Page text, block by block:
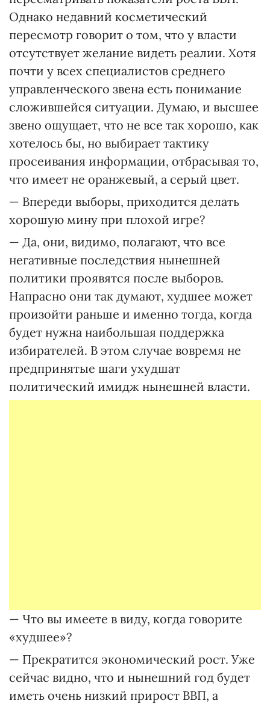
Однако недавний косметический
пересмотр говорит о том, что у власти
отсутствует желание видеть реалии. Хотя
почти у всех специалистов среднего
управленческого звена есть понимание
сложившейся ситуации. Думаю, и высшее
звено ощущает, что не все так хорошо, как
хотелось бы, но выбирает тактику
просеивания информации, отбрасывая то,
что имеет не оранжевый, а серый цвет.
— Впереди выборы, приходится делать
хорошую мину при плохой игре?
— Да, они, видимо, полагают, что все
негативные последствия нынешней
политики проявятся после выборов.
Напрасно они так думают, худшее может
произойти раньше и именно тогда, когда
будет нужна наибольшая поддержка
избирателей. В этом случае вовремя не
предпринятые шаги ухудшат
политический имидж нынешней власти.
— Что вы имеете в виду, когда говорите
«худшее»?
— Прекратится экономический рост. Уже
сейчас видно, что и нынешний год будет
иметь очень низкий прирост ВВП, а